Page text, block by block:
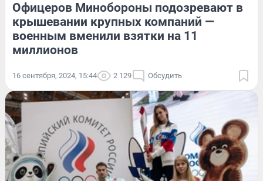
Офицеров Минобороны подозревают в
крышевании крупных компаний —
военным вменили взятки на 11
миллионов
16 сентября, 2024, 15:44 2 129 Обсудить